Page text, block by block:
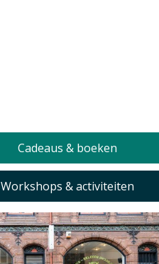
Cadeaus & boeken
Workshops & activiteiten